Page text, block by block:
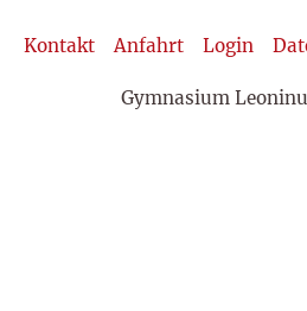
Kontakt Anfahrt Login
Gymnasium